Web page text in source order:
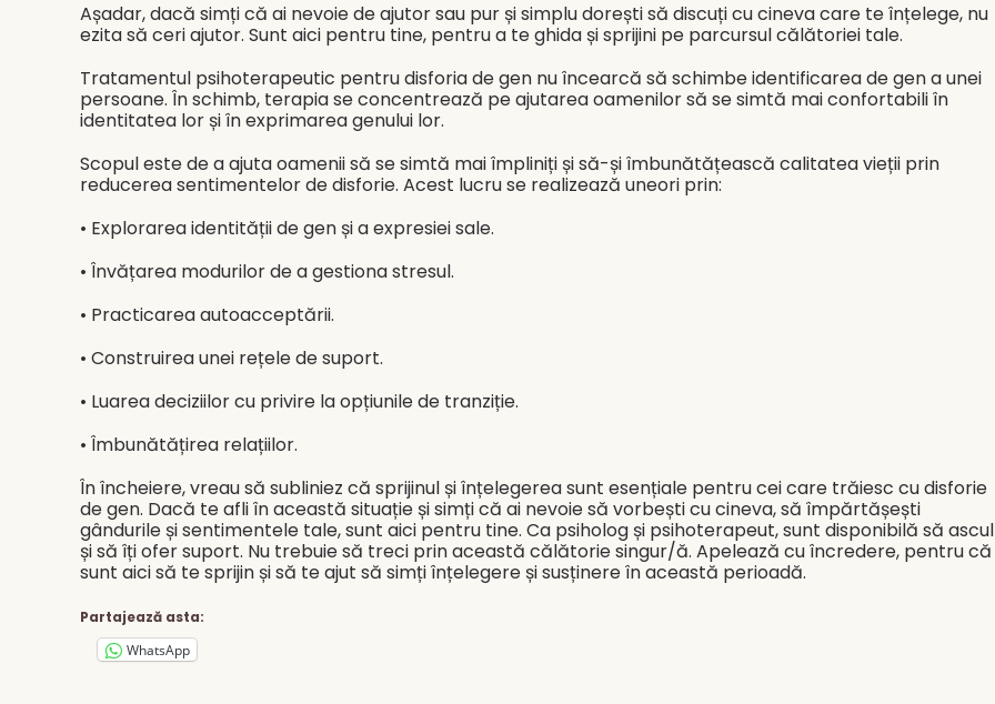
Așadar, dacă simți că ai nevoie de ajutor sau pur și simplu dorești să discuți cu cineva care te înțelege, nu
ezita să ceri ajutor. Sunt aici pentru tine, pentru a te ghida și sprijini pe parcursul călătoriei tale.
Tratamentul psihoterapeutic pentru disforia de gen nu încearcă să schimbe identificarea de gen a unei
persoane. În schimb, terapia se concentrează pe ajutarea oamenilor să se simtă mai confortabili în
identitatea lor și în exprimarea genului lor.
Scopul este de a ajuta oamenii să se simtă mai împliniți și să-și îmbunătățească calitatea vieții prin
reducerea sentimentelor de disforie. Acest lucru se realizează uneori prin:
• Explorarea identității de gen și a expresiei sale.
• Învățarea modurilor de a gestiona stresul.
• Practicarea autoacceptării.
• Construirea unei rețele de suport.
• Luarea deciziilor cu privire la opțiunile de tranziție.
• Îmbunătățirea relațiilor.
În încheiere, vreau să subliniez că sprijinul și înțelegerea sunt esențiale pentru cei care trăiesc cu disforie
de gen. Dacă te afli în această situație și simți că ai nevoie să vorbești cu cineva, să împărtășești
gândurile și sentimentele tale, sunt aici pentru tine. Ca psiholog și psihoterapeut, sunt disponibilă să
și să îți ofer suport. Nu trebuie să treci prin această călătorie singur/ă. Apelează cu încredere, pentru că
sunt aici să te sprijin și să te ajut să simți înțelegere și susținere în această perioadă.
Partajează asta:
WhatsApp